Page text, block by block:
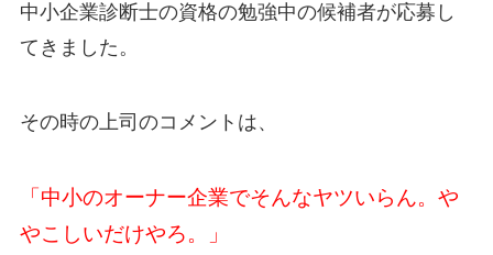
中小企業診断士の資格の勉強中の候補者が応募し
てきました。
その時の上司のコメントは、
「中小のオーナー企業でそんなヤツいらん。や
やこしいだけやろ。」